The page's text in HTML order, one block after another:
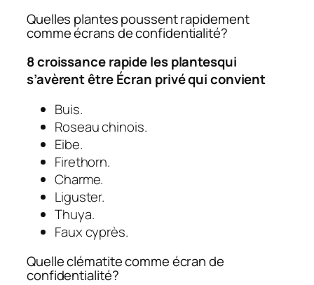
Quelles plantes poussent rapidement
comme écrans de confidentialité?
8 croissance rapideles plantesqui
s’avèrent êtreÉcran privéqui convient
Buis.
Roseau chinois.
Eibe.
Firethorn.
Charme.
Liguster.
Thuya.
Faux cyprès.
Quelle clématite comme écran de
confidentialité?